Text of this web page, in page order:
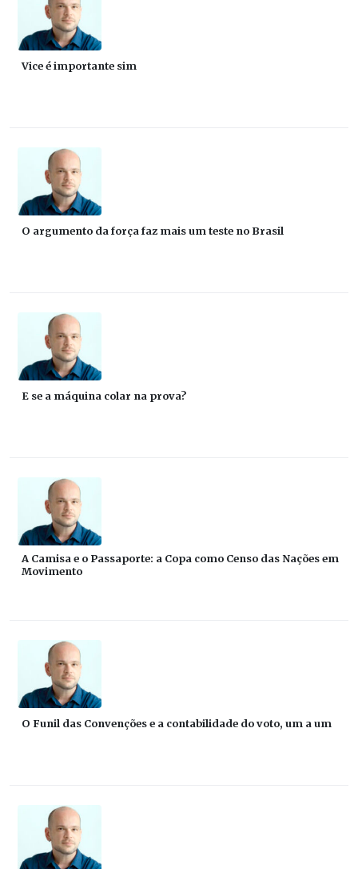
Vice é importante sim
O argumento da força faz mais um teste no Brasil
E se a máquina colar na prova?
A Camisa e o Passaporte: a Copa como Censo das Nações em
Movimento
O Funil das Convenções e a contabilidade do voto, um a um